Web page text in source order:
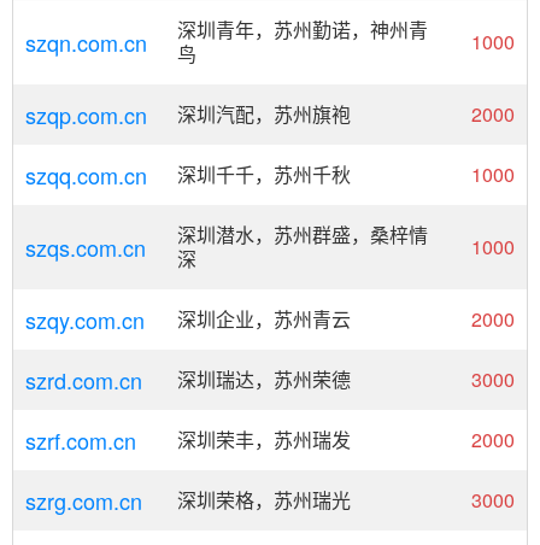
szqn.com.cn
深圳青年，苏州勤诺，神州青
鸟
1000
szqp.com.cn 深圳汽配，苏州旗袍 2000
szqq.com.cn 深圳千千，苏州千秋 1000
szqs.com.cn
深圳潜水，苏州群盛，桑梓情
深
1000
szqy.com.cn 深圳企业，苏州青云 2000
szrd.com.cn 深圳瑞达，苏州荣德 3000
szrf.com.cn 深圳荣丰，苏州瑞发 2000
szrg.com.cn 深圳荣格，苏州瑞光 3000